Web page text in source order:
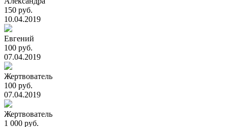
150 руб.
10.04.2019
Евгений
100 руб.
07.04.2019
Жертвователь
100 руб.
07.04.2019
Жертвователь
1 000 руб.